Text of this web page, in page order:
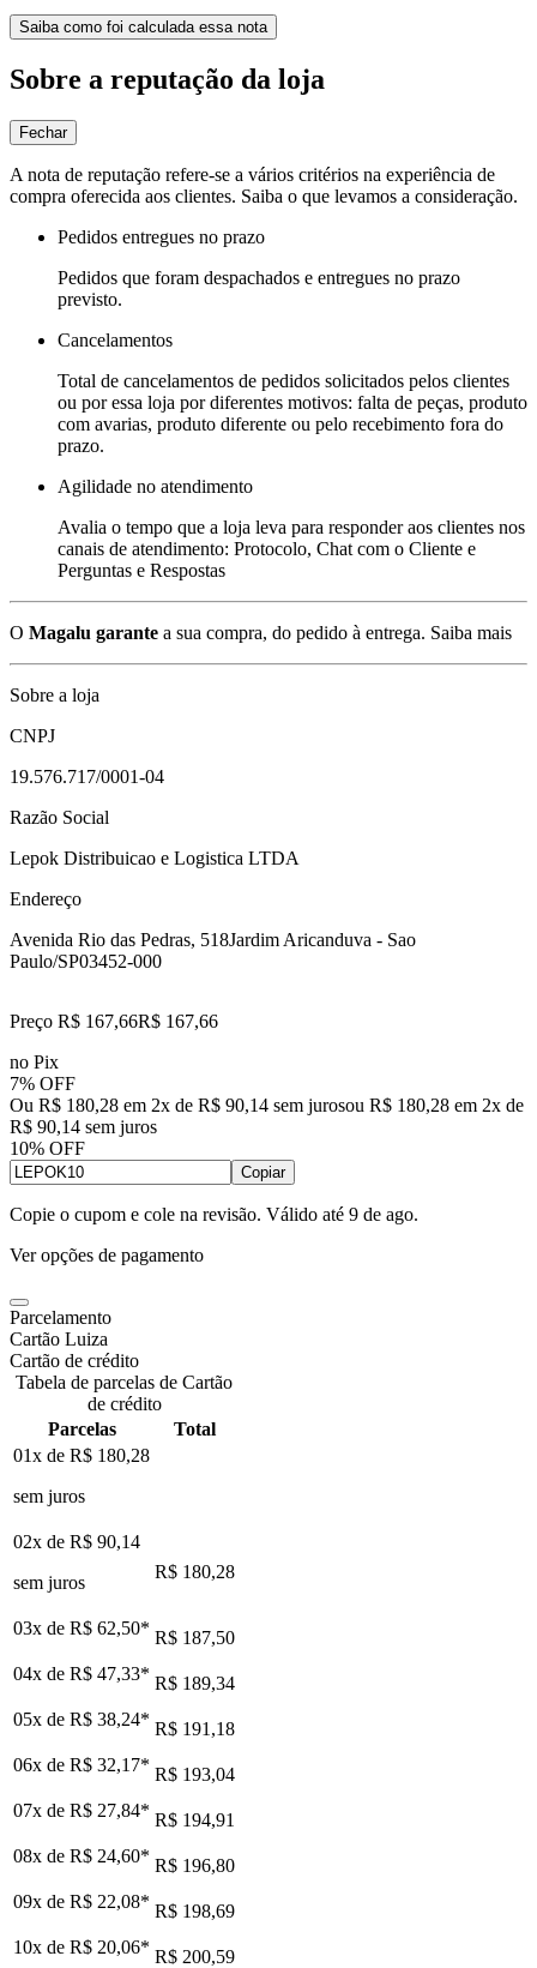
Saiba como foi calculada essa nota
Sobre a reputação da loja
Fechar
A nota de reputação refere-se a vários critérios na experiência de
compra oferecida aos clientes. Saiba o que levamos a consideração.
Pedidos entregues no prazo
Pedidos que foram despachados e entregues no prazo
previsto.
Cancelamentos
Total de cancelamentos de pedidos solicitados pelos clientes
ou por essa loja por diferentes motivos: falta de peças, produto
com avarias, produto diferente ou pelo recebimento fora do
prazo.
Agilidade no atendimento
Avalia o tempo que a loja leva para responder aos clientes nos
canais de atendimento: Protocolo, Chat com o Cliente e
Perguntas e Respostas
O Magalu garante a sua compra, do pedido à entrega. Saiba mais
Sobre a loja
CNPJ
19.576.717/0001-04
Razão Social
Lepok Distribuicao e Logistica LTDA
Endereço
Avenida Rio das Pedras, 518Jardim Aricanduva - Sao
Paulo/SP03452-000
Preço R$ 167,66R$ 167,66
no Pix
7% OFF
Ou R$ 180,28 em 2x de R$ 90,14 sem jurosou R$ 180,28 em 2x de
R$ 90,14 sem juros
10% OFF
Copiar
Copie o cupom e cole na revisão. Válido até 9 de ago.
Ver opções de pagamento
Parcelamento
Cartão Luiza
Cartão de crédito
Tabela de parcelas de Cartão
de crédito
Parcelas
Total
01x de R$ 180,28
sem juros
02x de R$ 90,14
sem juros
R$ 180,28
03x de R$ 62,50* R$ 187,50
04x de R$ 47,33* R$ 189,34
05x de R$ 38,24* R$ 191,18
06x de R$ 32,17* R$ 193,04
07x de R$ 27,84* R$ 194,91
08x de R$ 24,60* R$ 196,80
09x de R$ 22,08* R$ 198,69
10x de R$ 20,06* R$ 200,59